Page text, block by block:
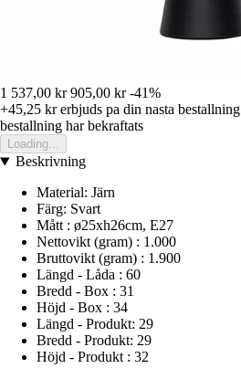
1 537,00 kr 905,00 kr -41%
+45,25 krerbjuds pa din nasta bestallning
bestallning har bekraftats
Loading...
Beskrivning
Material: Järn
Färg: Svart
Mått : ø25xh26cm, E27
Nettovikt (gram) : 1.000
Bruttovikt (gram) : 1.900
Längd - Låda : 60
Bredd - Box : 31
Höjd - Box : 34
Längd - Produkt: 29
Bredd - Produkt: 29
Höjd - Produkt : 32